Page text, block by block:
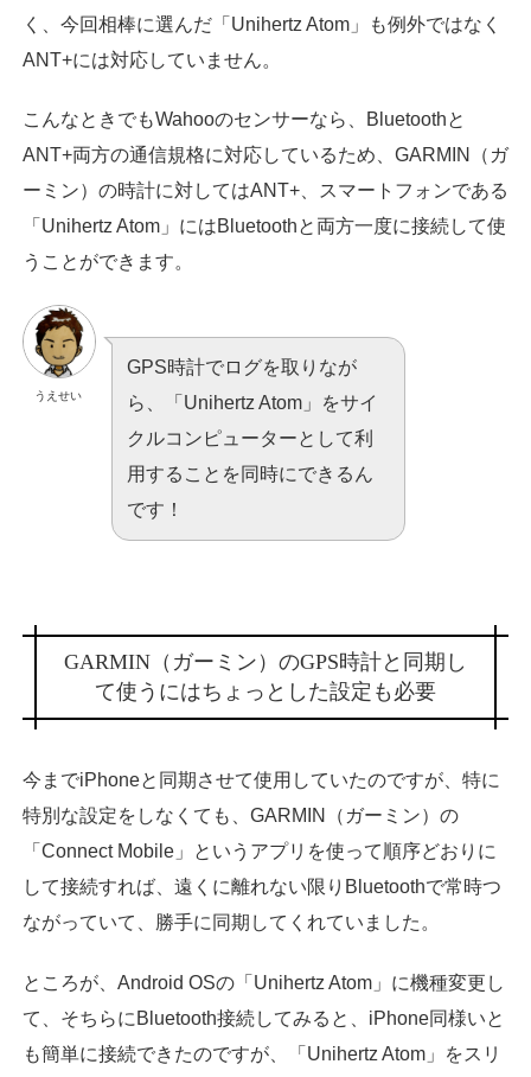
く、今回相棒に選んだ「Unihertz Atom」も例外ではなく
ANT+には対応していません。
こんなときでもWahooのセンサーなら、Bluetoothと
ANT+両方の通信規格に対応しているため、GARMIN（ガ
ーミン）の時計に対してはANT+、スマートフォンである
「Unihertz Atom」にはBluetoothと両方一度に接続して使
うことができます。
うえせい
GPS時計でログを取りなが
ら、「Unihertz Atom」をサイ
クルコンピューターとして利
用することを同時にできるん
です！
GARMIN（ガーミン）のGPS時計と同期し
て使うにはちょっとした設定も必要
今までiPhoneと同期させて使用していたのですが、特に
特別な設定をしなくても、GARMIN（ガーミン）の
「Connect Mobile」というアプリを使って順序どおりに
して接続すれば、遠くに離れない限りBluetoothで常時つ
ながっていて、勝手に同期してくれていました。
ところが、Android OSの「Unihertz Atom」に機種変更し
て、そちらにBluetooth接続してみると、iPhone同様いと
も簡単に接続できたのですが、「Unihertz Atom」をスリ